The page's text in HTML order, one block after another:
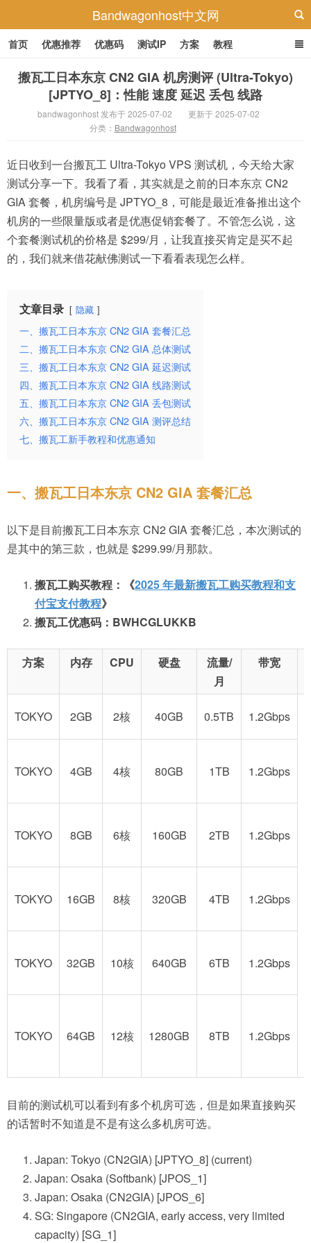
Bandwagonhost中文网
首页 优惠推荐 优惠码 测试IP 方案 教程
搬瓦工日本东京 CN2 GIA 机房测评 (Ultra-Tokyo)
[JPTYO_8]：性能 速度 延迟 丢包 线路
bandwagonhost 发布于 2025-07-02
更新于 2025-07-02
分类： Bandwagonhost
近日收到一台搬瓦工 Ultra-Tokyo VPS 测试机，今天给大家
测试分享一下。我看了看，其实就是之前的日本东京 CN2
GIA 套餐，机房编号是 JPTYO_8，可能是最近准备推出这个
机房的一些限量版或者是优惠促销套餐了。不管怎么说，这
个套餐测试机的价格是 $299/月，让我直接买肯定是买不起
的，我们就来借花献佛测试一下看看表现怎么样。
文章目录 隐藏
一、搬瓦工日本东京 CN2 GIA 套餐汇总
二、搬瓦工日本东京 CN2 GIA 总体测试
三、搬瓦工日本东京 CN2 GIA 延迟测试
四、搬瓦工日本东京 CN2 GIA 线路测试
五、搬瓦工日本东京 CN2 GIA 丢包测试
六、搬瓦工日本东京 CN2 GIA 测评总结
七、搬瓦工新手教程和优惠通知
一、搬瓦工日本东京 CN2 GIA 套餐汇总
以下是目前搬瓦工日本东京 CN2 GIA 套餐汇总，本次测试的
是其中的第三款，也就是 $299.99/月那款。
搬瓦工购买教程：《2025 年最新搬瓦工购买教程和支
付宝支付教程》
搬瓦工优惠码：BWHCGLUKKB
方案 内存 CPU 硬盘
流量/
月
带宽
TOKYO 2GB 2核 40GB 0.5TB 1.2Gbps
TOKYO 4GB 4核 80GB 1TB 1.2Gbps
TOKYO 8GB 6核 160GB 2TB 1.2Gbps
TOKYO 16GB 8核 320GB 4TB 1.2Gbps
TOKYO 32GB 10核 640GB 6TB 1.2Gbps
TOKYO 64GB 12核 1280GB 8TB 1.2Gbps
目前的测试机可以看到有多个机房可选，但是如果直接购买
的话暂时不知道是不是有这么多机房可选。
Japan: Tokyo (CN2GIA) [JPTYO_8] (current)
Japan: Osaka (Softbank) [JPOS_1]
Japan: Osaka (CN2GIA) [JPOS_6]
SG: Singapore (CN2GIA, early access, very limited
capacity) [SG_1]